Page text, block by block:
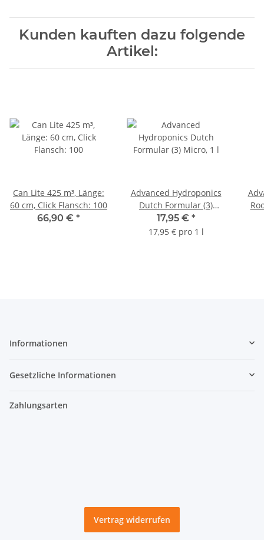
Kunden kauften dazu folgende
Artikel:
Can Lite 425 m³, Länge:
60 cm, Click Flansch: 100
66,90 € *
Advanced Hydroponics
Dutch Formular (3)
Micro, 1 l
17,95 € *
17,95 € pro 1 l
Informationen
Gesetzliche Informationen
Zahlungsarten
Vertrag widerrufen